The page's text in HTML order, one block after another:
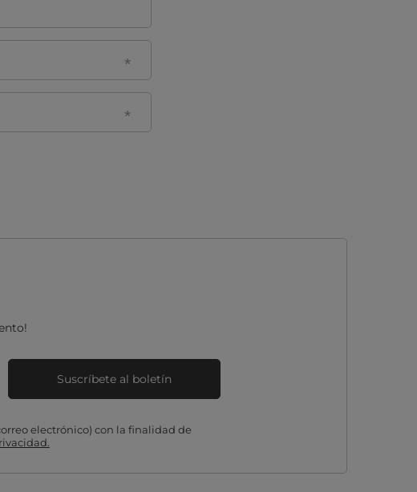
electrónico) con la finalidad de
Suscríbete al boletín